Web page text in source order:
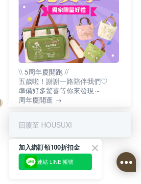
\\ 5周年慶開跑 //
五歲啦！謝謝一路陪伴我們♡
準備好多驚喜等你來發現～
周年慶開逛 →
回覆至 HOUSUXI
加入綁訂領100折扣金
連結 LINE 帳號